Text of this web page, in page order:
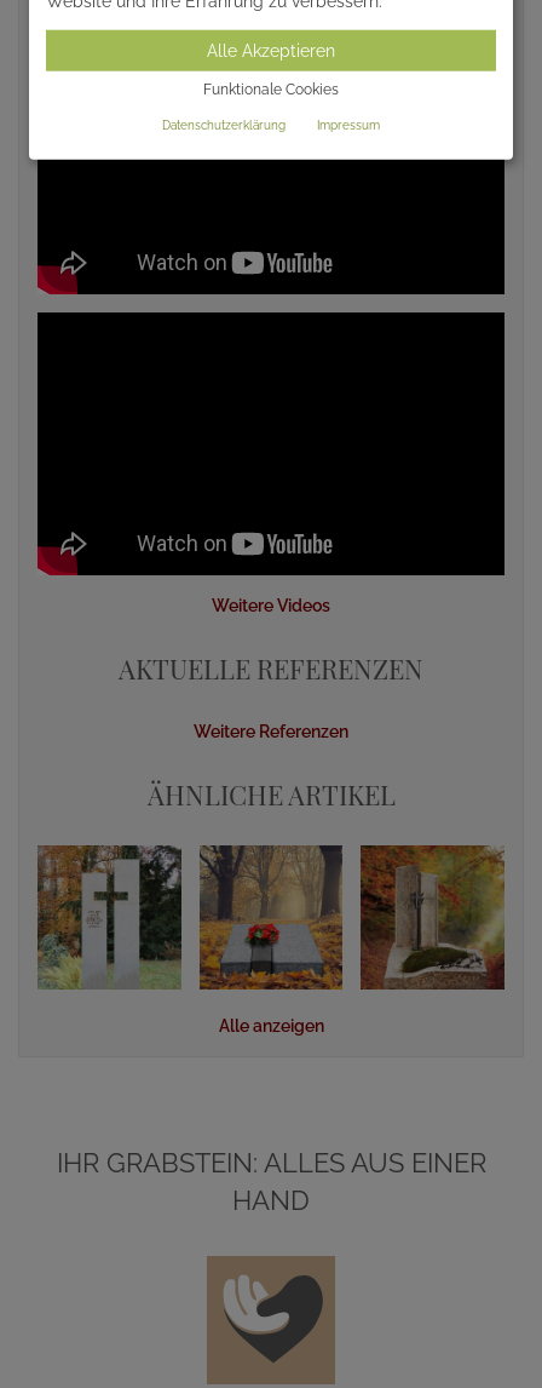
Weitere Videos
AKTUELLE REFERENZEN
Weitere Referenzen
ÄHNLICHE ARTIKEL
Alle anzeigen
IHR GRABSTEIN: ALLES AUS EINER
HAND
Alle Akzeptieren
Funktionale Cookies
Datenschutzerklärung Impressum